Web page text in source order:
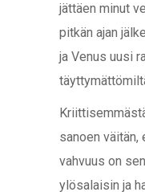
jättäen minut
pitkän ajan
ja Venus uusi
sanoen väitän,
vahvuus on
ylösalaisin ja